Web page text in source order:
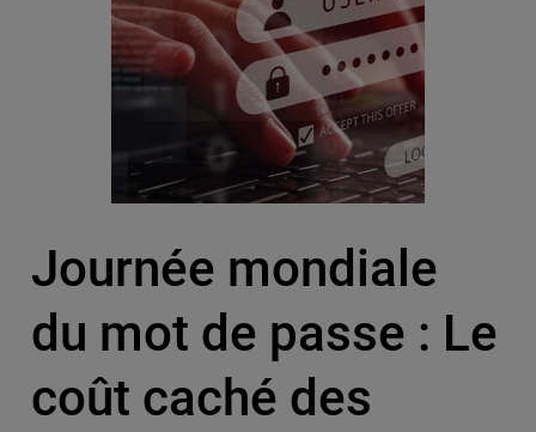
Journée mondiale
du mot de passe : Le
coût caché des